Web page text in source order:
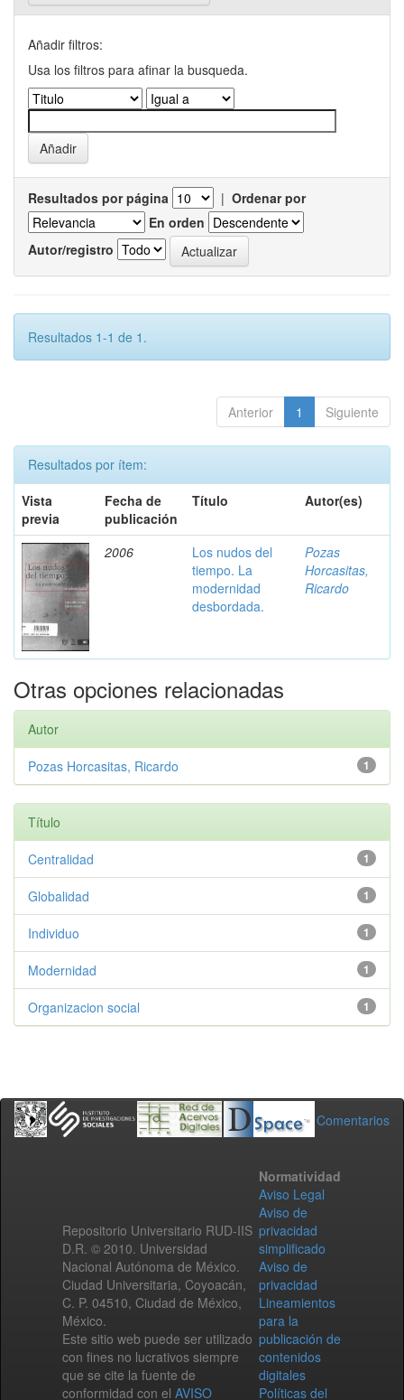
Añadir filtros:
Usa los filtros para afinar la busqueda.
Resultados por página | Ordenar por
En orden
Autor/registro
Resultados 1-1 de 1.
Anterior 1 Siguiente
Resultados por ítem:
Vista
previa
Fecha de
publicación
Título Autor(es)
2006
Los nudos del
tiempo. La
modernidad
desbordada.
Pozas
Horcasitas,
Ricardo
Otras opciones relacionadas
Autor
1
Pozas Horcasitas, Ricardo
Título
1
Centralidad
1
Globalidad
1
Individuo
1
Modernidad
1
Organizacion social
Comentarios
Repositorio Universitario RUD-IIS
D.R. © 2010. Universidad
Nacional Autónoma de México.
Ciudad Universitaria, Coyoacán,
C. P. 04510, Ciudad de México,
México.
Este sitio web puede ser utilizado
con fines no lucrativos siempre
que se cite la fuente de
conformidad con el AVISO
Normatividad
Aviso Legal
Aviso de
privacidad
simplificado
Aviso de
privacidad
Lineamientos
para la
publicación de
contenidos
digitales
Políticas del